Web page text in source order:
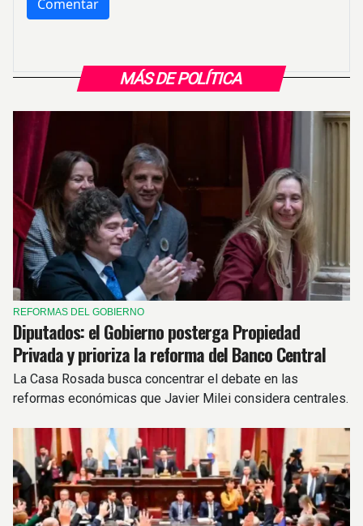
MÁS DE POLÍTICA
REFORMAS DEL GOBIERNO
Diputados: el Gobierno posterga Propiedad
Privada y prioriza la reforma del Banco Central
La Casa Rosada busca concentrar el debate en las
reformas económicas que Javier Milei considera centrales.